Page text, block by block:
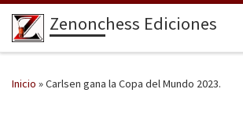
Saltar al contenido
Zenonchess Ediciones
Inicio »Carlsen gana la Copa del Mundo 2023.